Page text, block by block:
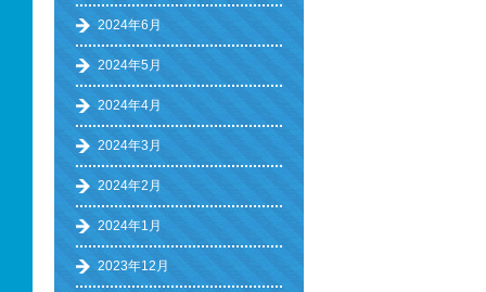
2024年6月
2024年5月
2024年4月
2024年3月
2024年2月
2024年1月
2023年12月